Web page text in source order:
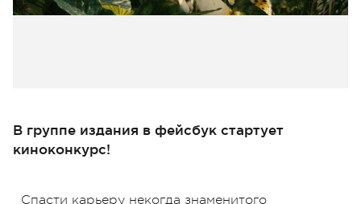
В группе издания в фейсбук стартует
киноконкурс!
Cпасти карьеру некогда знаменитого